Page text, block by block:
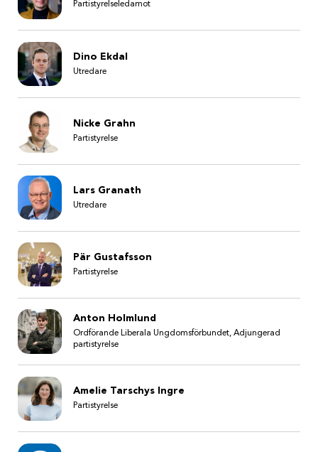
Partistyrelseledamot
Dino Ekdal
Utredare
Nicke Grahn
Partistyrelse
Lars Granath
Utredare
Pär Gustafsson
Partistyrelse
Anton Holmlund
Ordförande Liberala Ungdomsförbundet, Adjungerad
partistyrelse
Amelie Tarschys Ingre
Partistyrelse